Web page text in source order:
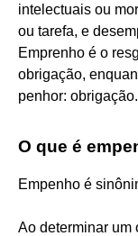
intelectuais ou
ou tarefa, e
Emprenho é o
obrigação,
penhor: obrigação.
O que é
Empenho é
Ao determinar um